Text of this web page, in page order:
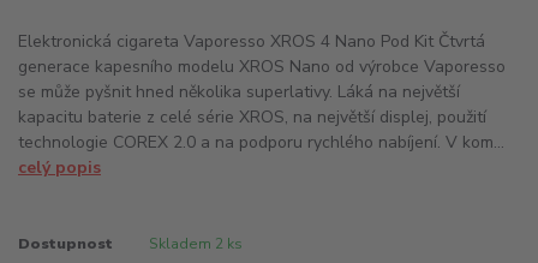
Elektronická cigareta Vaporesso XROS 4 Nano Pod Kit Čtvrtá
generace kapesního modelu XROS Nano od výrobce Vaporesso
se může pyšnit hned několika superlativy. Láká na největší
kapacitu baterie z celé série XROS, na největší displej, použití
technologie COREX 2.0 a na podporu rychlého nabíjení. V kom...
celý popis
Dostupnost Skladem 2 ks